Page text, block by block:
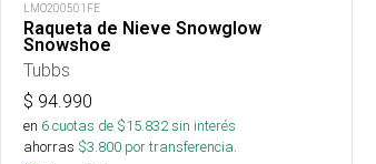
LMO200501FE
Raqueta de Nieve Snowglow
Snowshoe
Tubbs
$ 94.990
en 6cuotas de $15.832sin interés
ahorras $3.800 por transferencia.